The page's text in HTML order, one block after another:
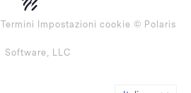
Termini Impostazioni cookie © Polaris
Software, LLC